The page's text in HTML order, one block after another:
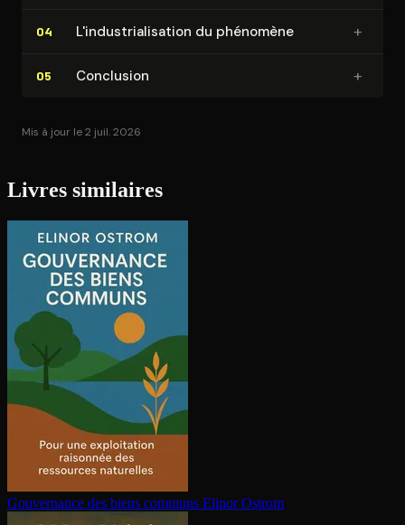
04 L'in­dus­tria­li­sa­tion du phénomène +
05 Conclusion +
Mis à jour le 2 juil. 2026
Livres similaires
Gouvernance des biens communs Elinor Ostrom